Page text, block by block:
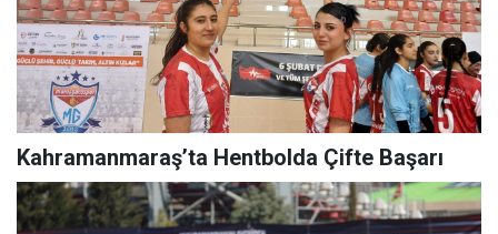
Kahramanmaraş’ta Hentbolda Çifte Başarı